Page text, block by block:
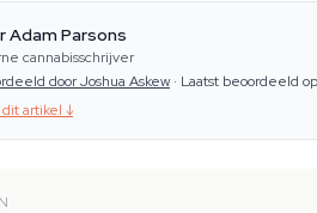
Adam Parsons
cannabisschrijver
door Joshua Askew · Laatst beoordeeld
artikel ↓